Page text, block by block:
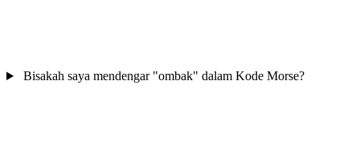
Bisakah saya mendengar "ombak" dalam Kode Morse?